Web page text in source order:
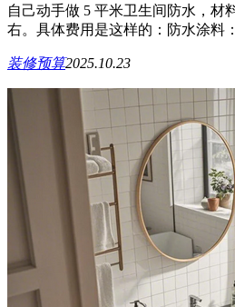
自己动手做 5 平米卫生间防水，材
右。具体费用是这样的：防水涂料
装修预算2025.10.23